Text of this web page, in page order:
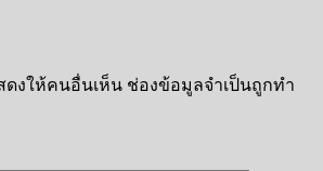
ดงให้คนอื่นเห็น ช่องข้อมูลจำเป็นถูกทำ